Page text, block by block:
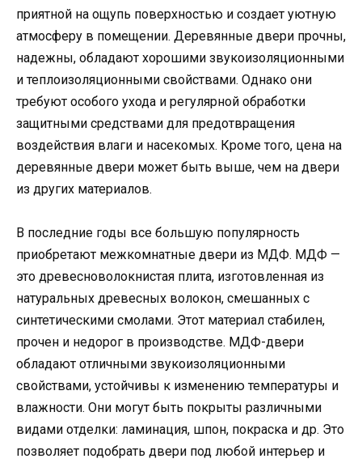
приятной на ощупь поверхностью и создает уютную
атмосферу в помещении. Деревянные двери прочны,
надежны, обладают хорошими звукоизоляционными
и теплоизоляционными свойствами. Однако они
требуют особого ухода и регулярной обработки
защитными средствами для предотвращения
воздействия влаги и насекомых. Кроме того, цена на
деревянные двери может быть выше, чем на двери
из других материалов.
В последние годы все большую популярность
приобретают межкомнатные двери из МДФ. МДФ —
это древесноволокнистая плита, изготовленная из
натуральных древесных волокон, смешанных с
синтетическими смолами. Этот материал стабилен,
прочен и недорог в производстве. МДФ-двери
обладают отличными звукоизоляционными
свойствами, устойчивы к изменению температуры и
влажности. Они могут быть покрыты различными
видами отделки: ламинация, шпон, покраска и др. Это
позволяет подобрать двери под любой интерьер и